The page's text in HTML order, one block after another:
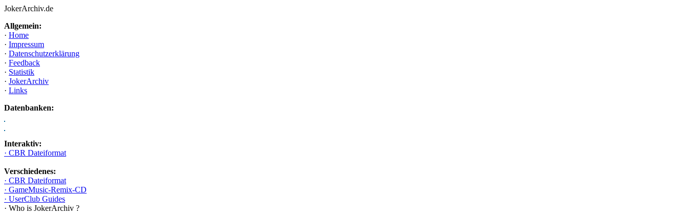
JokerArchiv.de
Allgemein:
· Home
· Impressum
· Datenschutzerklärung
· Feedback
· Statistik
· JokerArchiv
· Links
Datenbanken:
Interaktiv:
· CBR Dateiformat
Verschiedenes:
· CBR Dateiformat
· GameMusic-Remix-CD
· UserClub Guides
· Who is JokerArchiv ?